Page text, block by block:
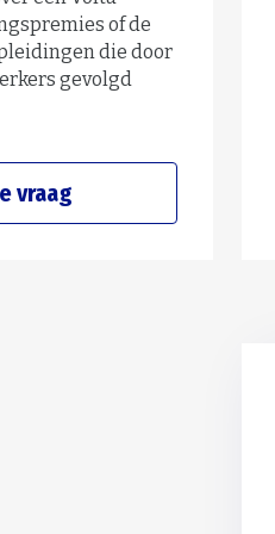
of de
die door
gevolgd
vraag